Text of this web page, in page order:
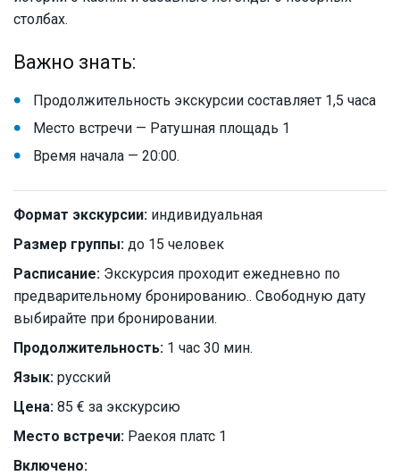
столбах.
Важно знать:
Продолжительность экскурсии составляет 1,5 часа
Место встречи — Ратушная площадь 1
Время начала — 20:00.
Формат экскурсии: индивидуальная
Размер группы: до 15 человек
Расписание: Экскурсия проходит ежедневно по
предварительному бронированию.. Свободную дату
выбирайте при бронировании.
Продолжительность: 1 час 30 мин.
Язык: русский
Цена: 85 € за экскурсию
Место встречи: Раекоя платс 1
Включено: